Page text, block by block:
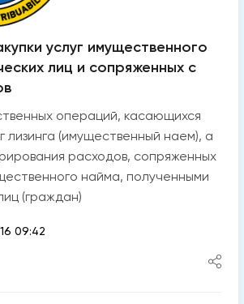
услуг имущественного
лиц и сопряженных с
операций, касающихся
лизинга (имущественный наем), а
расходов, сопряженных
найма, полученными
(граждан)
09:42